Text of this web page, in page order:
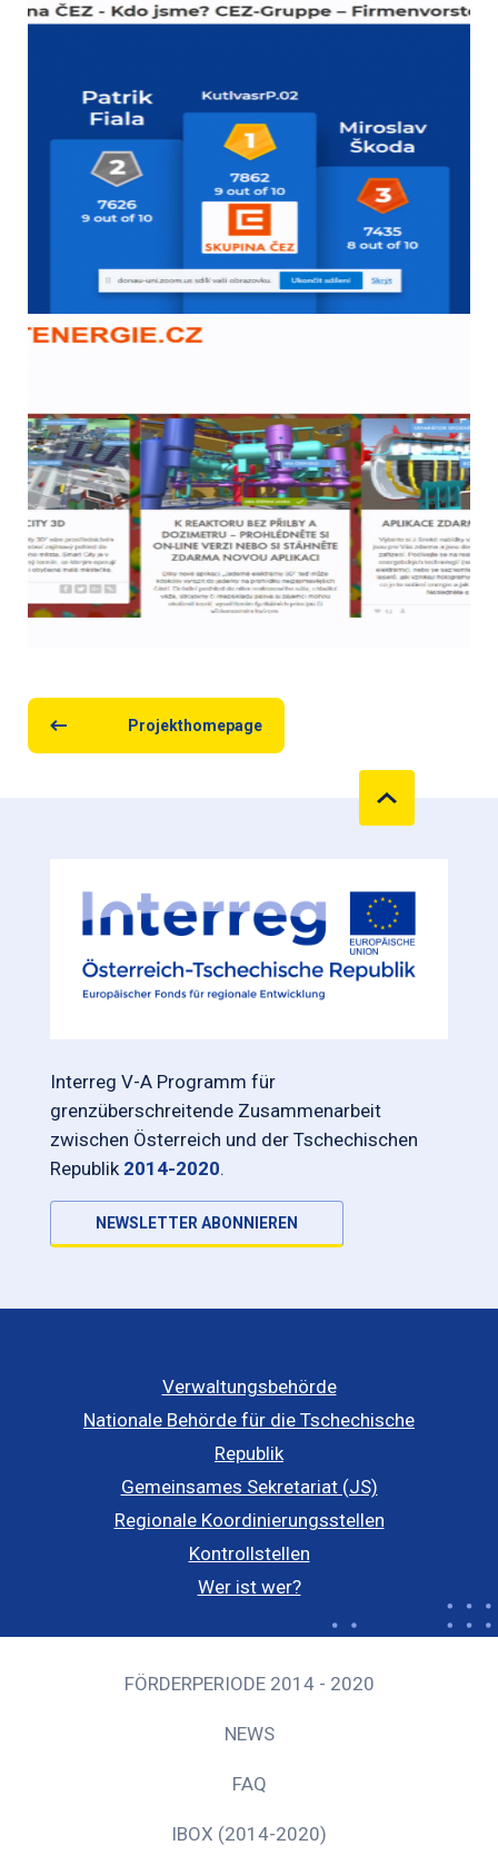
Projekthomepage
Interreg V-A Programm für
grenzüberschreitende Zusammenarbeit
zwischen Österreich und der Tschechischen
Republik 2014-2020.
NEWSLETTER ABONNIEREN
Verwaltungsbehörde
Nationale Behörde für die Tschechische
Republik
Gemeinsames Sekretariat (JS)
Regionale Koordinierungsstellen
Kontrollstellen
Wer ist wer?
FÖRDERPERIODE 2014 - 2020
NEWS
FAQ
IBOX (2014-2020)